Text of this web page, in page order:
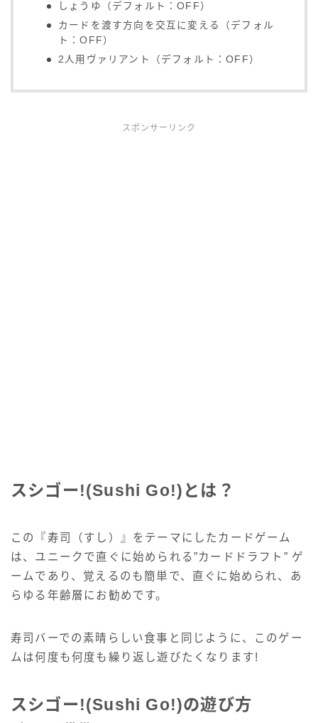
しょうゆ（デフォルト：OFF）
カードを渡す方向を交互に変える（デフォル
ト：OFF）
2人用ヴァリアント（デフォルト：OFF）
スポンサーリンク
スシゴー!(Sushi Go!)とは？
この『寿司（すし）』をテーマにしたカードゲーム
は、ユニークで直ぐに始められる”カードドラフト” ゲ
ームであり、覚えるのも簡単で、直ぐに始められ、あ
らゆる年齢層にお勧めです。
寿司バーでの素晴らしい食事と同じように、このゲー
ムは何度も何度も繰り返し遊びたくなります!
スシゴー!(Sushi Go!)の遊び方